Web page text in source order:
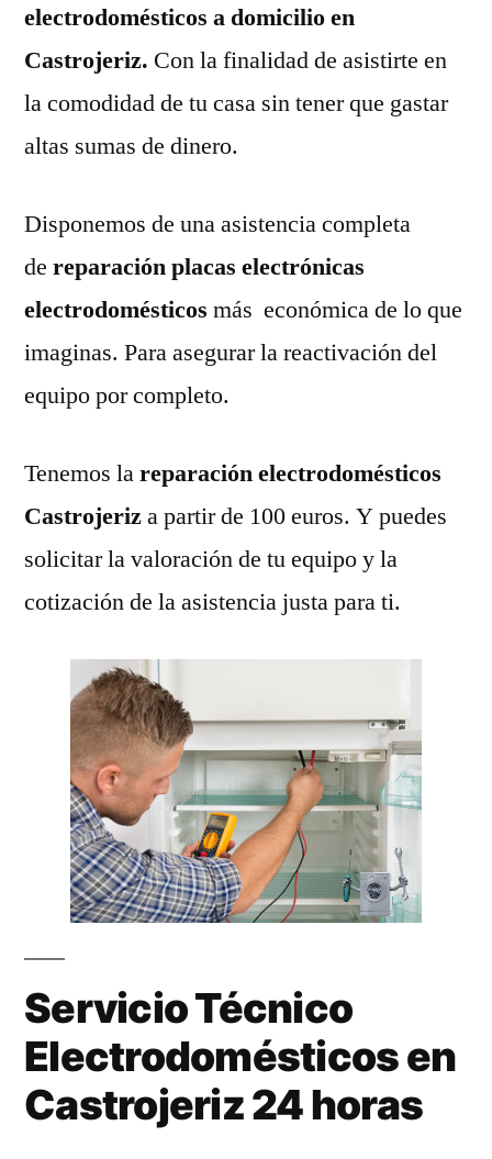
electrodomésticos a domicilio en
Castrojeriz. Con la finalidad de asistirte en
la comodidad de tu casa sin tener que gastar
altas sumas de dinero.
Disponemos de una asistencia completa
de reparación placas electrónicas
electrodomésticos más económica de lo que
imaginas. Para asegurar la reactivación del
equipo por completo.
Tenemos lareparación electrodomésticos
Castrojeriza partir de 100 euros. Y puedes
solicitar la valoración de tu equipo y la
cotización de la asistencia justa para ti.
Servicio Técnico
Electrodomésticos en
Castrojeriz 24 horas